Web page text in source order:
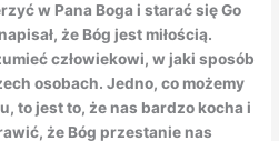
w Pana Boga i starać się Go
że Bóg jest miłością.
człowiekowi, w jaki sposób
osobach. Jedno, co możemy
to jest to, że nas bardzo kocha i
że Bóg przestanie nas